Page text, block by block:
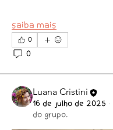
Saiba mais
0
0
Luana Cristini
16 de julho de 2025 ·
do grupo.